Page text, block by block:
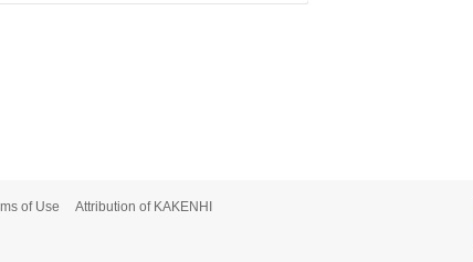
of Use Attribution of KAKENHI